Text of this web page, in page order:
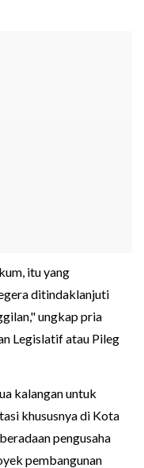
itu yang
ditindaklanjuti
ungkap pria
Legislatif atau Pileg
kalangan untuk
khususnya di Kota
pengusaha
pembangunan